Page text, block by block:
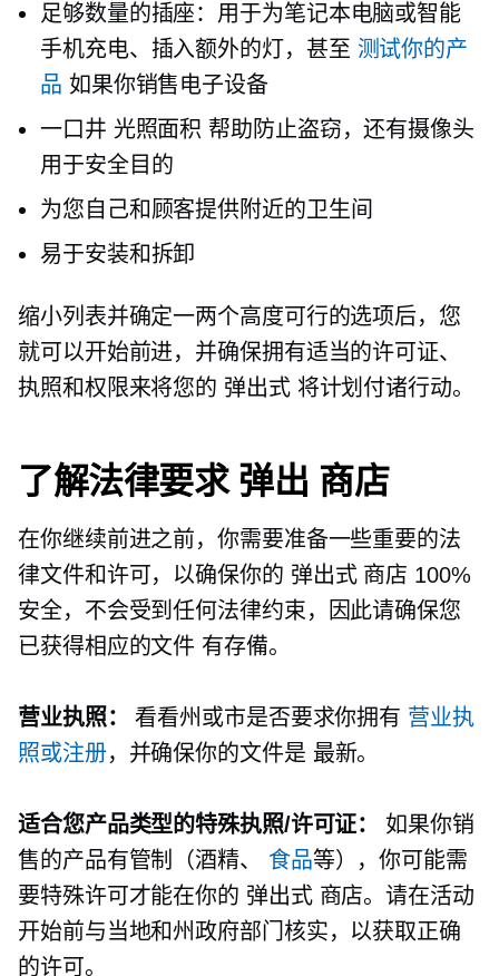
足够数量的插座：用于为笔记本电脑或智能
手机充电、插入额外的灯，甚至 测试你的产
品 如果你销售电子设备
一口井 光照面积 帮助防止盗窃，还有摄像头
用于安全目的
为您自己和顾客提供附近的卫生间
易于安装和拆卸
缩小列表并确定一两个高度可行的选项后，您
就可以开始前进，并确保拥有适当的许可证、
执照和权限来将您的 弹出式将计划付诸行动。
了解法律要求 弹出 商店
在你继续前进之前，你需要准备一些重要的法
律文件和许可，以确保你的 弹出式商店 100%
安全，不会受到任何法律约束，因此请确保您
已获得相应的文件 有存備。
营业执照： 看看州或市是否要求你拥有 营业执
照或注册，并确保你的文件是 最新。
适合您产品类型的特殊执照/许可证：
如果你销
售的产品有管制（酒精、 食品等），你可能需
要特殊许可才能在你的 弹出式商店。请在活动
开始前与当地和州政府部门核实，以获取正确
的许可。